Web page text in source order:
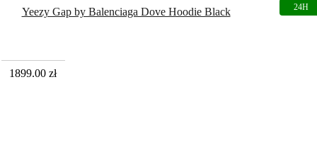
Yeezy Gap by Balenciaga Dove Hoodie Black
1899.00 zł